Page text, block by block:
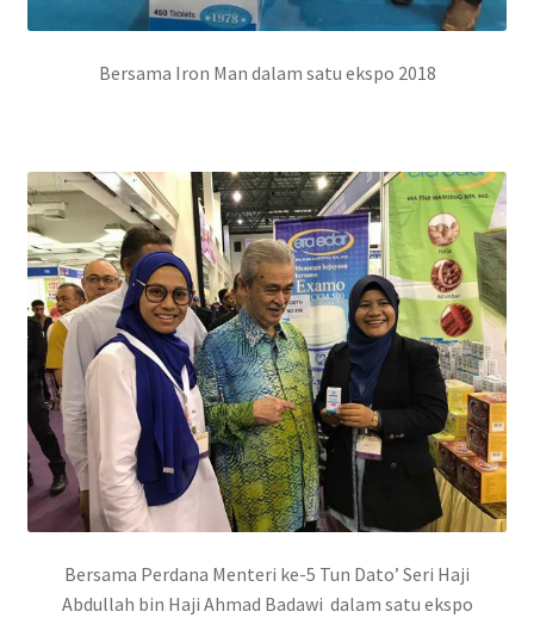
Bersama Iron Man dalam satu ekspo 2018
Bersama Perdana Menteri ke-5 Tun Dato’ Seri Haji
Abdullah bin Haji Ahmad Badawi dalam satu ekspo